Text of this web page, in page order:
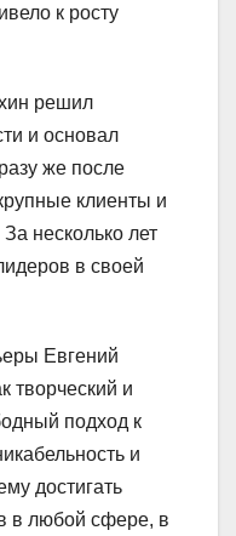
к росту
решил
и основал
же после
клиенты и
несколько лет
в своей
Евгений
творческий и
подход к
и
достигать
в любой сфере, в